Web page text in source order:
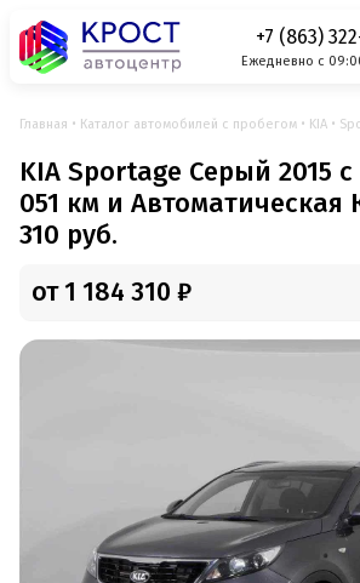
+7 (863)
Ежедневно с
Главная Каталог автомобилей с пробегом KIA
KIA Sportage Серый 2015
051 км и Автоматическая
310 руб.
от 1 184 310 ₽